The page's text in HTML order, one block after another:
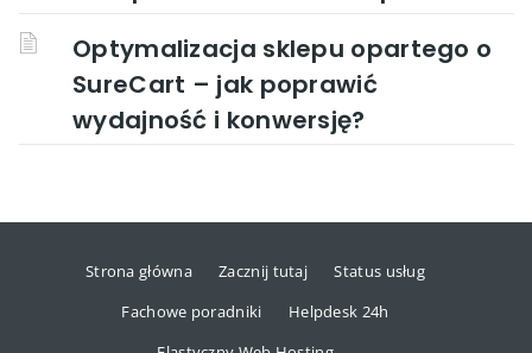
Optymalizacja sklepu opartego o
SureCart – jak poprawić
wydajność i konwersję?
Strona główna Zacznij tutaj
Status usług
Fachowe poradniki
Helpdesk 24h